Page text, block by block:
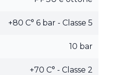
+80 C° 6 bar - Classe 5
10 bar
+70 C° - Classe 2